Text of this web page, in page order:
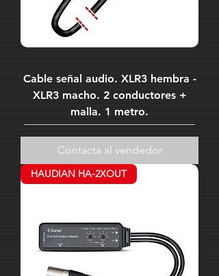
Cable señal audio. XLR3 hembra -
XLR3 macho. 2 conductores +
malla. 1 metro.
Contacta al vendedor
HAUDIAN HA-2XOUT